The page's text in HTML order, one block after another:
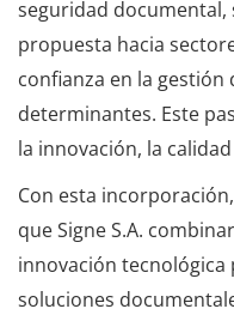
seguridad
propuesta hacia
confianza en la
determinantes. Este
la innovación, la
Con esta
que Signe S.A.
innovación
soluciones